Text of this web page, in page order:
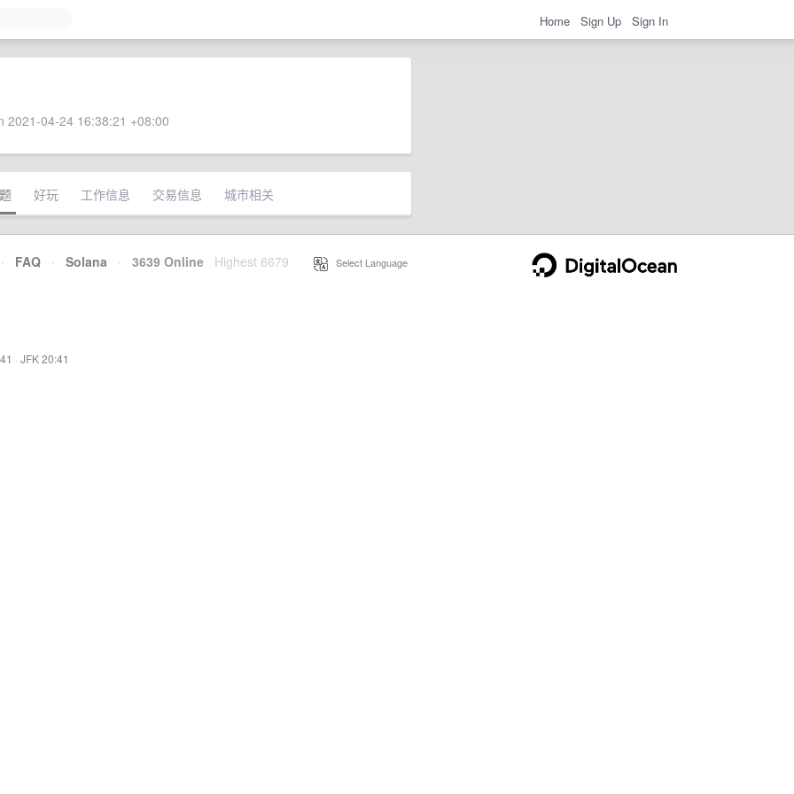
Home Sign Up Sign In
2021-04-24 16:38:21 +08:00
好玩 工作信息 交易信息 城市相关
· FAQ · Solana · 3639 Online Highest 6679 Select Language
· JFK 20:41